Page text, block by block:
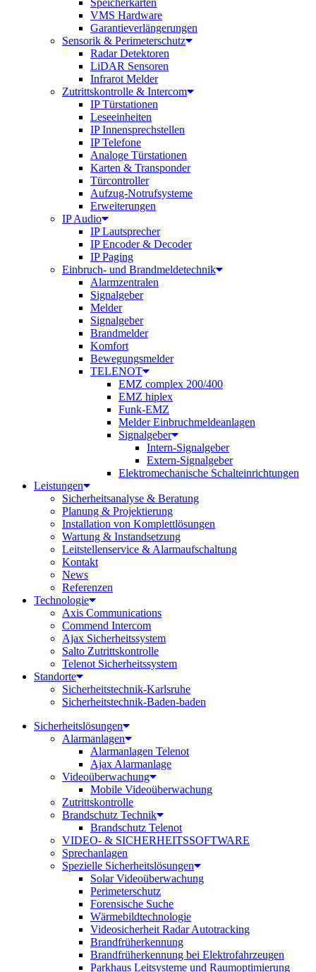
Speicherkarten
VMS Hardware
Garantieverlängerungen
Sensorik & Perimeterschutz
Radar Detektoren
LiDAR Sensoren
Infrarot Melder
Zutrittskontrolle & Intercom
IP Türstationen
Leseeinheiten
IP Innensprechstellen
IP Telefone
Analoge Türstationen
Karten & Transponder
Türcontroller
Aufzug-Notrufsysteme
Erweiterungen
IP Audio
IP Lautsprecher
IP Encoder & Decoder
IP Paging
Einbruch- und Brandmeldetechnik
Alarmzentralen
Signalgeber
Melder
Signalgeber
Brandmelder
Komfort
Bewegungsmelder
TELENOT
EMZ complex 200/400
EMZ hiplex
Funk-EMZ
Melder Einbruchmeldeanlagen
Signalgeber
Intern-Signalgeber
Extern-Signalgeber
Elektromechanische Schalteinrichtungen
Leistungen
Sicherheitsanalyse & Beratung
Planung & Projektierung​
Installation von Komplettlösungen
Wartung & Instandsetzung
Leitstellenservice & Alarmaufschaltung
Kontakt
News
Referenzen
Technologie
Axis Communications
Commend Intercom
Ajax Sicherheitssystem​
Salto Zutrittskontrolle
Telenot Sicherheitssystem
Standorte
Sicherheitstechnik-Karlsruhe
Sicherheitstechnik-Baden-baden
Sicherheitslösungen
Alarmanlagen
Alarmanlagen Telenot
Ajax Alarmanlage
Videoüberwachung
Mobile Videoüberwachung
Zutrittskontrolle
Brandschutz Technik
Brandschutz Telenot
VIDEO- & SICHERHEITSSOFTWARE
Sprechanlagen
Spezielle Sicherheitslösungen
Solar Videoüberwachung
Perimeterschutz
Forensische Suche
Wärmebildtechnologie
Videosicherheit Radar Autotracking​
Brandfrüherkennung
Brandfrüherkennung bei Elektrofahrzeugen
Parkhaus Leitsysteme und Raumoptimierung